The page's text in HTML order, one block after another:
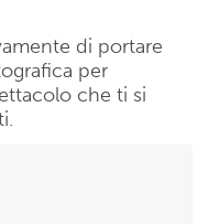
di portare
per
che ti si